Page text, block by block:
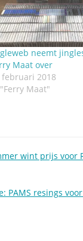
neemt
Maat over
februari 2018
Maat"
wint prijs voor
PAMS resings